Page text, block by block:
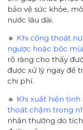
bảo vệ sức khỏe,
nước lâu dài.
🔹 Khi cống thoát
ngược hoặc bốc
rõ ràng cho thấy
được xử lý ngay để
chi phí.
🔹 Khi xuất hiện
thoát chậm trong
nhân thường do